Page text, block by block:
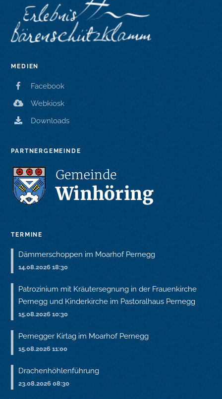
MEDIEN
Facebook
Webkiosk
Downloads
PARTNERGEMEINDE
TERMINE
Dämmerschoppen im Moarhof Pernegg
14.08.2026 18:30
Patrozinium mit Kräutersegnung in der Frauenkirche
Pernegg und Kinderkirche im Pastoralhaus Pernegg
15.08.2026 10:30
Pernegger Kirtag im Moarhof Pernegg
15.08.2026 11:00
Drachenhöhlenführung
23.08.2026 08:30